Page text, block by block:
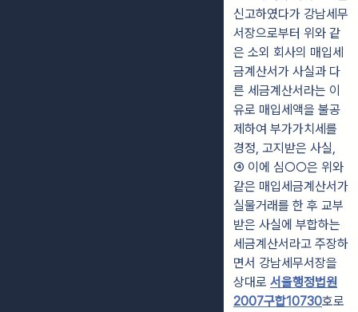
신고하였다가 강남세무
서장으로부터 위와 같
은 소외 회사의 매입세
금계산서가 사실과 다
른 세금계산서라는 이
유로 매입세액을 불공
제하여 부가가치세를
경정, 고지받은 사실,
④ 이에 심○○은 위와
같은 매입세금계산서가
실물거래를 한 후 교부
받은 사실에 부합하는
세금계산서라고 주장하
면서 강남세무서장을
상대로 서울행정법원
2007구합10730호로